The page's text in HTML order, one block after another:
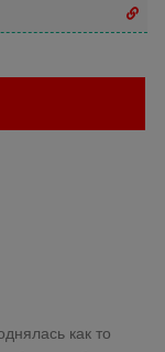
как то